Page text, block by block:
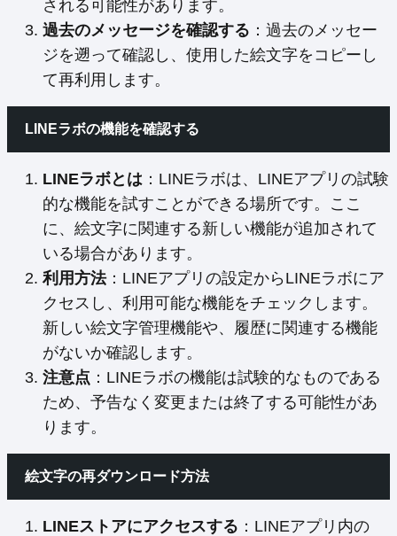
される可能性があります。
過去のメッセージを確認する ：過去のメッセー
ジを遡って確認し、使用した絵文字をコピーし
て再利用します。
LINEラボの機能を確認する
LINEラボとは ：LINEラボは、LINEアプリの試験
的な機能を試すことができる場所です。ここ
に、絵文字に関連する新しい機能が追加されて
いる場合があります。
利用方法：LINEアプリの設定からLINEラボにア
クセスし、利用可能な機能をチェックします。
新しい絵文字管理機能や、履歴に関連する機能
がないか確認します。
注意点 ：LINEラボの機能は試験的なものである
ため、予告なく変更または終了する可能性があ
ります。
絵文字の再ダウンロード方法
LINEストアにアクセスする ：LINEアプリ内の